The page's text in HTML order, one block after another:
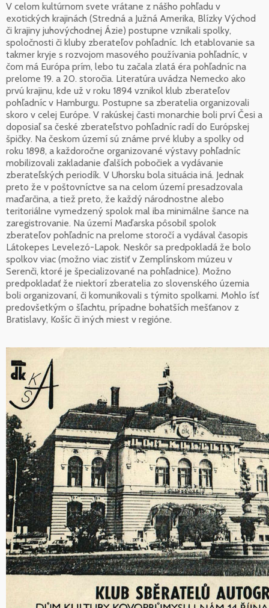
V celom kultúrnom svete vrátane z nášho pohľadu v
exotických krajinách (Stredná a Južná Amerika, Blízky Východ
či krajiny juhovýchodnej Ázie) postupne vznikali spolky,
spoločnosti či kluby zberateľov pohľadníc. Ich etablovanie sa
takmer kryje s rozvojom masového používania pohľadníc, v
čom má Európa prím, lebo tu začala zlatá éra pohľadníc na
prelome 19. a 20. storočia. Literatúra uvádza Nemecko ako
prvú krajinu, kde už v roku 1894 vznikol klub zberateľov
pohľadníc v Hamburgu. Postupne sa zberatelia organizovali
skoro v celej Európe. V rakúskej časti monarchie boli prví Česi a
doposiaľ sa české zberateľstvo pohľadníc radí do Európskej
špičky. Na českom území sú známe prvé kluby a spolky od
roku 1898, a každoročne organizované výstavy pohľadníc
mobilizovali zakladanie ďalších pobočiek a vydávanie
zberateľských periodík. V Uhorsku bola situácia iná. Jednak
preto že v poštovníctve sa na celom území presadzovala
maďarčina, a tiež preto, že každý národnostne alebo
teritoriálne vymedzený spolok mal iba minimálne šance na
zaregistrovanie. Na území Maďarska pôsobil spolok
zberateľov pohľadníc na prelome storočí a vydával časopis
Látokepes Levelezó-Lapok. Neskôr sa predpokladá že bolo
spolkov viac (možno viac zistiť v Zemplínskom múzeu v
Serenči, ktoré je špecializované na pohľadnice). Možno
predpokladať že niektorí zberatelia zo slovenského územia
boli organizovaní, či komunikovali s týmito spolkami. Mohlo ísť
predovšetkým o šľachtu, prípadne bohatších mešťanov z
Bratislavy, Košíc či iných miest v regióne.